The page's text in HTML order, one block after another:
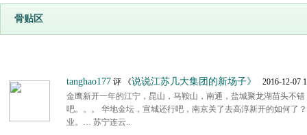
骨贴区
tanghao177 评 《说说江苏几大集团的新场子》
2016-12-07
金鹰新开一年的江宁，昆山，马鞍山，南通，盐城聚龙湖苗头不
吧。。。 华地金坛，宣城还行吧，南京关了去高淳新开的如何了
业。… 苏宁连云..